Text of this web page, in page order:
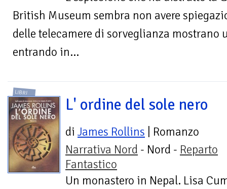
British Museum sembra non avere
delle telecamere di sorveglianza mostrano
entrando in...
LIBRI
L' ordine del sole nero
di James Rollins | Romanzo
Narrativa Nord - Nord - Reparto
Fantastico
Un monastero in Nepal. Lisa